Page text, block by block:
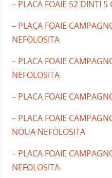
– PLACA FOAIE 52 DINTI 5
– PLACA FOAIE
NEFOLOSITA
– PLACA FOAIE
NEFOLOSITA
– PLACA FOAIE
– PLACA FOAIE
NOUA NEFOLOSITA
– PLACA FOAIE
NEFOLOSITA